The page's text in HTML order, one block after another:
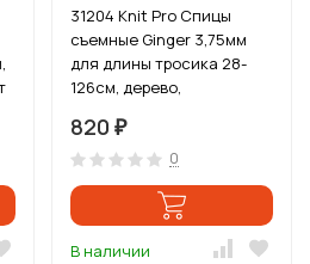
31204 Knit Pro Спицы
съемные Ginger 3,75мм
для длины тросика 28-
126см, дерево,
820 ₽
0
В наличии